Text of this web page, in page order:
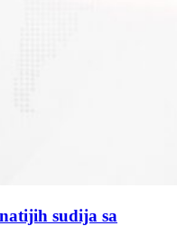
sudija sa